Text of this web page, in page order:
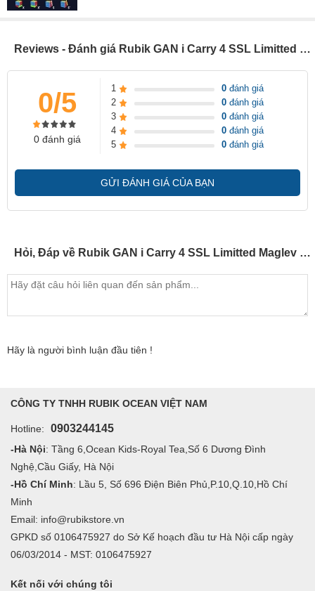
Reviews - Đánh giá Rubik GAN i Carry 4 SSL Limitted Maglev UV Chính Hãng – Rubik 3x3 Gan Smart Cube kết nối điện thoại Bluetooth Thế Hệ Mới
0/5
0 đánh giá
1 0 đánh giá
2
0 đánh giá
3
0 đánh giá
4
0 đánh giá
5
0 đánh giá
GỬI ĐÁNH GIÁ CỦA BẠN
Hỏi, Đáp về Rubik GAN i Carry 4 SSL Limitted Maglev UV Chính Hãng – Rubik 3x3 Gan Smart Cube kết nối điện thoại Bluetooth Thế Hệ Mới
Hãy là người bình luận đầu tiên !
CÔNG TY TNHH RUBIK OCEAN VIỆT NAM
Hotline: 0903244145
-Hà Nội: Tầng 6,Ocean Kids-Royal Tea,Số 6 Dương Đình
Nghệ,Cầu Giấy, Hà Nội
-Hồ Chí Minh: Lầu 5, Số 696 Điện Biên Phủ,P.10,Q.10,Hồ Chí
Minh
Email: info@rubikstore.vn
GPKD số 0106475927 do Sở Kế hoạch đầu tư Hà Nội cấp ngày
06/03/2014 - MST: 0106475927
Kết nối với chúng tôi